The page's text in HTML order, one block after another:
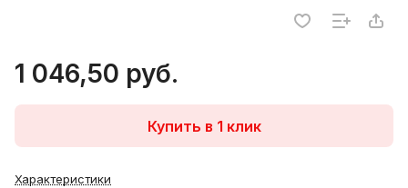
1 046,50 руб.
Купить в 1 клик
Характеристики